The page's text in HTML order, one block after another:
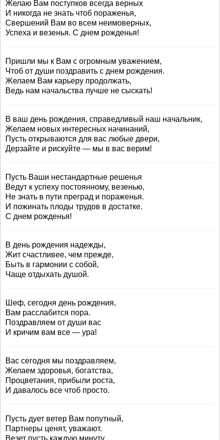
Желаю Вам поступков всегда верных
И никогда не знать чтоб пораженья,
Свершений Вам во всем неимоверных,
Успеха и везенья. С днем рожденья!
Пришли мы к Вам с огромным уважением,
Чтоб от души поздравить с днем рождения.
Желаем Вам карьеру продолжать,
Ведь нам начальства лучше не сыскать!
В ваш день рождения, справедливый наш начальник,
Желаем новых интересных начинаний,
Пусть открываются для вас любые двери,
Дерзайте и рискуйте — мы в вас верим!
Пусть Ваши нестандартные решенья
Ведут к успеху постоянному, везенью,
Не знать в пути преград и пораженья.
И пожинать плоды трудов в достатке.
С днем рожденья!
В день рождения надежды,
Жит счастливее, чем прежде,
Быть в гармонии с собой,
Чаще отдыхать душой.
Шеф, сегодня день рождения,
Вам расслабится пора.
Поздравляем от души вас
И кричим вам все — ура!
Вас сегодня мы поздравляем,
Желаем здоровья, богатства,
Процветания, прибыли роста,
И давалось все чтоб просто.
Пусть дует ветер Вам попутный,
Партнеры ценят, уважают.
Везет пусть каждую минуту,